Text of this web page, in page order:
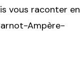
vous raconter en
Ampère-